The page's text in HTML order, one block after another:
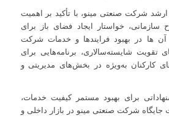
شرکت صنعتی مینو، با تأکید بر اهمیت
خواستار ایجاد فضای باز برای
آن ها در بهبود فرایندها و خدمات شرکت
تقویت شایسته‌سالاری، برنامه‌هایی برای
کارکنان به‌ویژه در بخش‌های مدیریتی و
برای بهبود مستمر کیفیت خدمات،
جایگاه شرکت صنعتی مینو در بازار داخلی و